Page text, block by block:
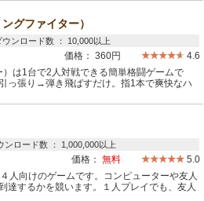
グファイター）
ウンロード数 ： 10,000以上
価格： 360円
4.6
は1台で2人対戦できる簡単格闘ゲームで
っ張り→弾き飛ばすだけ。指1本で爽快なハ
ンロード数 ： 1,000,000以上
価格： 無料
5.0
人向けのゲームです。コンピューターや友人
達するかを競います。１人プレイでも、友人